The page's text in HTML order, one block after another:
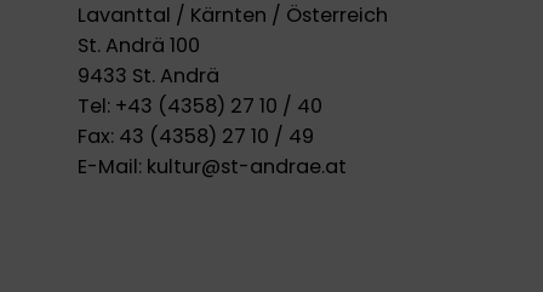
Lavanttal / Kärnten / Österreich
St. Andrä 100
9433 St. Andrä
Tel: +43 (4358) 27 10 / 40
Fax: 43 (4358) 27 10 / 49
E-Mail: kultur@st-andrae.at